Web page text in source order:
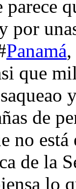
por
Panamá
que
de
no
de la
lo